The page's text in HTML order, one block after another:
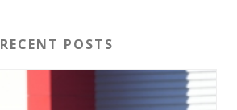
RECENT POSTS